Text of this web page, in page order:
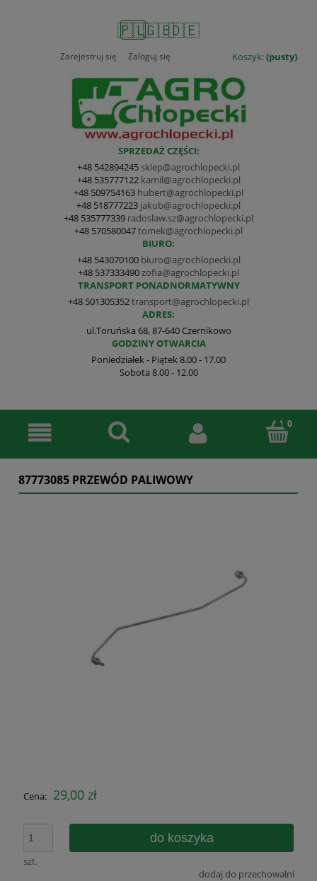
🇵🇱🇬🇧🇩🇪
Koszyk:(pusty)
Zarejestruj się Zaloguj się
SPRZEDAŻ CZĘŚCI:
+48 542894245 sklep@agrochlopecki.pl
+48 535777122 kamil@agrochlopecki.pl
+48 509754163 hubert@agrochlopecki.pl
+48 518777223 jakub@agrochlopecki.pl
+48 535777339 radoslaw.sz@agrochlopecki.pl
+48 570580047tomek@agrochlopecki.pl
BIURO:
+48 543070100 biuro@agrochlopecki.pl
+48 537333490 zofia@agrochlopecki.pl
TRANSPORT PONADNORMATYWNY
+48 501305352transport@agrochlopecki.pl
ADRES:
ul.Toruńska 68, 87-640 Czernikowo
GODZINY OTWARCIA
Poniedziałek - Piątek 8.00 - 17.00
Sobota 8.00 - 12.00
87773085 PRZEWÓD PALIWOWY
Cena: 29,00 zł
szt.
do koszyka
dodaj do przechowalni